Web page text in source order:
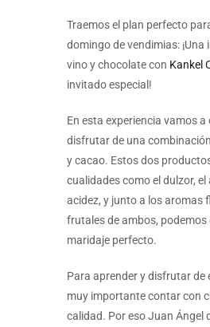
Traemos el plan perfecto
domingo de vendimias: ¡Una
vino y chocolate con Kankel
invitado especial!
En esta experiencia vamos a
disfrutar de una
y cacao. Estos dos
cualidades como el dulzor, el
acidez, y junto a los aromas
frutales de ambos, podemos
maridaje perfecto.
Para aprender y disfrutar de
muy importante contar con
calidad. Por eso Juan Ángel